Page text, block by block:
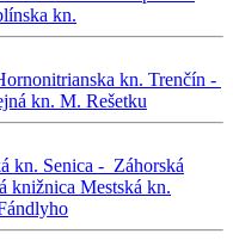
kn.
kn. Trenčín -
kn. M. Rešetku
kn. Senica - Záhorská
knižnica Mestská kn.